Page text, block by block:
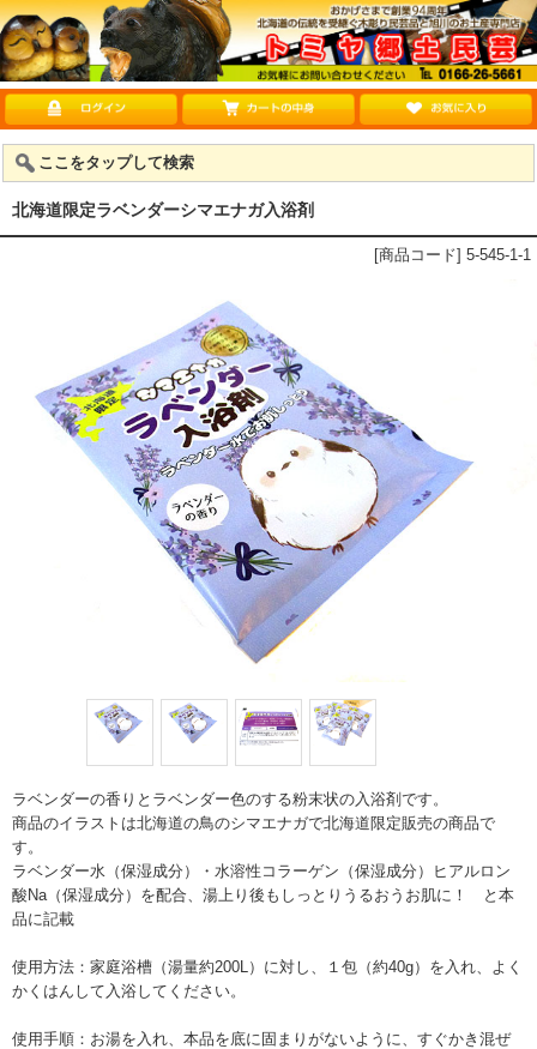
ここをタップして検索
北海道限定ラベンダーシマエナガ入浴剤
[商品コード] 5-545-1-1
ラベンダーの香りとラベンダー色のする粉末状の入浴剤です。
商品のイラストは北海道の鳥のシマエナガで北海道限定販売の商品で
す。
ラベンダー水（保湿成分）・水溶性コラーゲン（保湿成分）ヒアルロン
酸Na（保湿成分）を配合、湯上り後もしっとりうるおうお肌に！ と本
品に記載
使用方法：家庭浴槽（湯量約200L）に対し、１包（約40g）を入れ、よく
かくはんして入浴してください。
使用手順：お湯を入れ、本品を底に固まりがないように、すぐかき混ぜ